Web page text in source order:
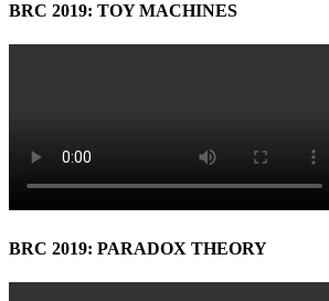
BRC 2019: TOY MACHINES
BRC 2019: PARADOX THEORY